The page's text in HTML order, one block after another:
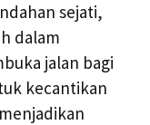
sejati,
dalam
jalan bagi
kecantikan